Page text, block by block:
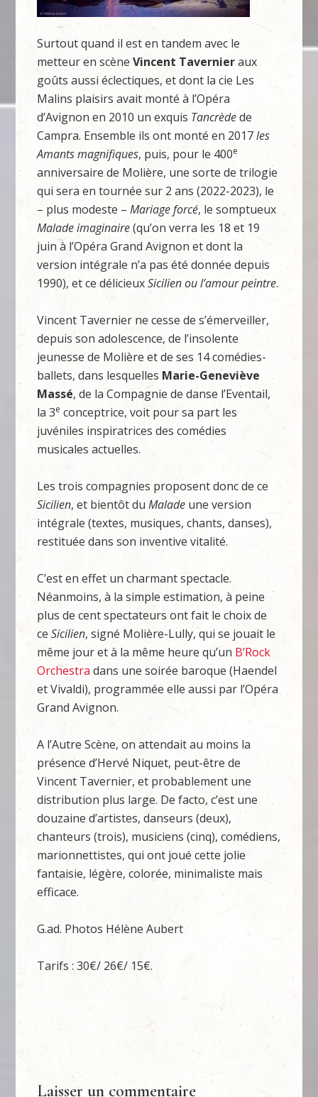
Surtout quand il est en tandem avec le
metteur en scèneVincent Tavernieraux
goûts aussi éclectiques, et dont la cie Les
Malins plaisirs avait monté à l’Opéra
d’Avignon en 2010 un exquis Tancrèdede
Campra. Ensemble ils ont monté en 2017les
Amants magnifiques, puis, pour le 400e
anniversaire de Molière, une sorte de trilogie
qui sera en tournée sur 2 ans (2022-2023), le
– plus modeste –Mariage forcé, le somptueux
Malade imaginaire(qu’on verra les 18 et 19
juin à l’Opéra Grand Avignon et dont la
version intégrale n’a pas été donnée depuis
1990), et ce délicieuxSicilien ou l’amour peintre.
Vincent Tavernier ne cesse de s’émerveiller,
depuis son adolescence, de l’insolente
jeunesse de Molière et de ses 14 comédies-
ballets, dans lesquelles Marie-Geneviève
Massé, de la Compagnie de danse l’Eventail,
la 3e conceptrice, voit pour sa part les
juvéniles inspiratrices des comédies
musicales actuelles.
Les trois compagnies proposent donc de ce
Sicilien, et bientôt duMalade une version
intégrale (textes, musiques, chants, danses),
restituée dans son inventive vitalité.
C’est en effet un charmant spectacle.
Néanmoins, à la simple estimation, à peine
plus de cent spectateurs ont fait le choix de
ceSicilien, signé Molière-Lully, qui se jouait le
même jour et à la même heure qu’un B’Rock
Orchestradans une soirée baroque (Haendel
et Vivaldi), programmée elle aussi par l’Opéra
Grand Avignon.
A l’Autre Scène, on attendait au moins la
présence d’Hervé Niquet, peut-être de
Vincent Tavernier, et probablement une
distribution plus large. De facto, c’est une
douzaine d’artistes, danseurs (deux),
chanteurs (trois), musiciens (cinq), comédiens,
marionnettistes, qui ont joué cette jolie
fantaisie, légère, colorée, minimaliste mais
efficace.
G.ad. Photos Hélène Aubert
Tarifs : 30€/ 26€/ 15€.
Laisser un commentaire